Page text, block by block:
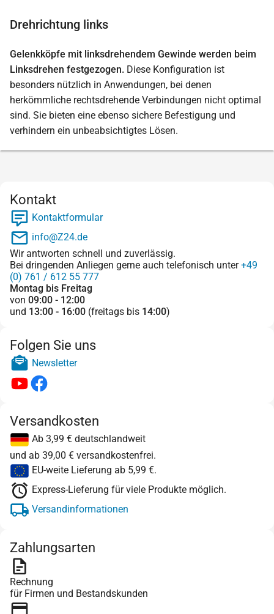
Drehrichtung links
Gelenkköpfe mit linksdrehendem Gewinde werden beim
Linksdrehen festgezogen. Diese Konfiguration ist
besonders nützlich in Anwendungen, bei denen
herkömmliche rechtsdrehende Verbindungen nicht optimal
sind. Sie bieten eine ebenso sichere Befestigung und
verhindern ein unbeabsichtigtes Lösen.
Kontakt
Kontaktformular
info@Z24.de
Wir antworten schnell und zuverlässig.
Bei dringenden Anliegen gerne auch telefonisch unter+49
(0) 761 / 612 55 777
Montag bis Freitag
von 09:00 - 12:00
und 13:00 - 16:00 (freitags bis 14:00)
Folgen Sie uns
Newsletter
Versandkosten
Ab 3,99 € deutschlandweit
und ab 39,00 € versandkostenfrei.
EU-weite Lieferung ab 5,99 €.
Express-Lieferung für viele Produkte möglich.
Versandinformationen
Zahlungsarten
Rechnung
für Firmen und Bestandskunden